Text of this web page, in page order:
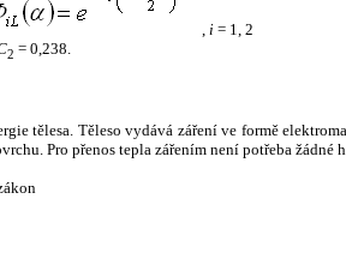
, i = 1, 2
2 = 0,238.
tělesa. Těleso vydává záření ve formě
Pro přenos tepla zářením není potřeba